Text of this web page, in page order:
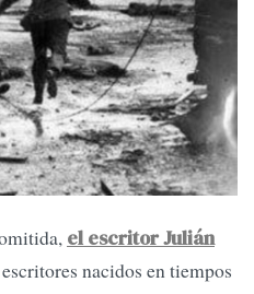
el escritor Julián
nacidos en tiempos